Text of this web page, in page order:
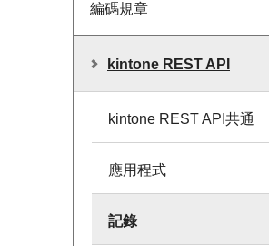
編碼規章
kintone REST API
kintone REST API共通
應用程式
記錄